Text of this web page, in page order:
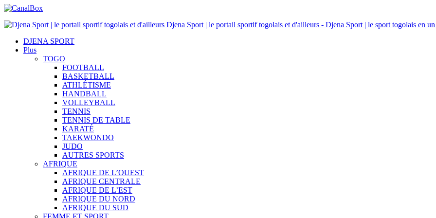
Djena Sport | le portail sportif togolais et d'ailleurs - Djena Sport | le sport togolais en
DJENA SPORT
Plus
TOGO
FOOTBALL
BASKETBALL
ATHLÉTISME
HANDBALL
VOLLEYBALL
TENNIS
TENNIS DE TABLE
KARATÉ
TAEKWONDO
JUDO
AUTRES SPORTS
AFRIQUE
AFRIQUE DE L’OUEST
AFRIQUE CENTRALE
AFRIQUE DE L’EST
AFRIQUE DU NORD
AFRIQUE DU SUD
FEMME ET SPORT